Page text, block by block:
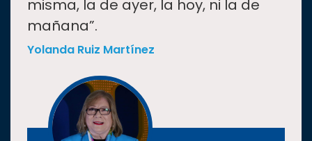
misma, la de ayer, la hoy, ni la de
mañana”.
Yolanda Ruiz Martínez